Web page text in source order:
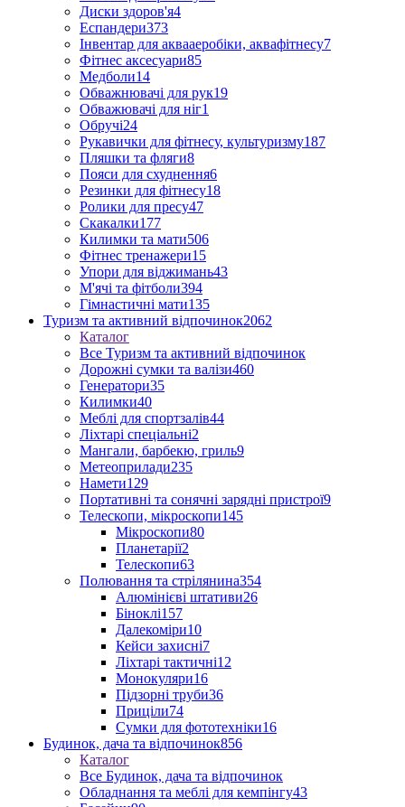
Диски здоров'я4
Еспандери373
Інвентар для аквааеробіки, аквафітнесу7
Фітнес аксесуари85
Медболи14
Обважнювачі для рук19
Обважювачі для ніг1
Обручі24
Рукавички для фітнесу, культуризму187
Пляшки та фляги8
Пояси для схуднення6
Резинки для фітнесу18
Ролики для пресу47
Скакалки177
Килимки та мати506
Фітнес тренажери15
Упори для віджимань43
М'ячі та фітболи394
Гімнастичні мати135
Туризм та активний відпочинок2062
Каталог
Все Туризм та активний відпочинок
Дорожні сумки та валізи460
Генератори35
Килимки40
Меблі для спортзалів44
Ліхтарі спеціальні2
Мангали, барбекю, гриль9
Метеоприлади235
Намети129
Портативні та сонячні зарядні пристрої9
Телескопи, мікроскопи145
Мікроскопи80
Планетарії2
Телескопи63
Полювання та стрілянина354
Алюмінієві штативи26
Біноклі157
Далекоміри10
Кейси захисні7
Ліхтарі тактичні12
Монокуляри16
Підзорні труби36
Приціли74
Сумки для фототехніки16
Будинок, дача та відпочинок856
Каталог
Все Будинок, дача та відпочинок
Обладнання та меблі для кемпінгу43